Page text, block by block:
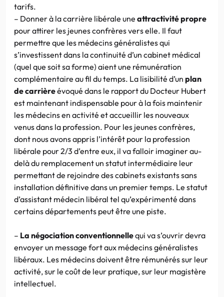
tarifs.
– Donner à la carrière libérale une attractivité propre
pour attirer les jeunes confrères vers elle. Il faut
permettre que les médecins généralistes qui
s’investissent dans la continuité d’un cabinet médical
(quel que soit sa forme) aient une rémunération
complémentaire au fil du temps. La lisibilité d’un plan
de carrièreévoqué dans le rapport du Docteur Hubert
est maintenant indispensable pour à la fois maintenir
les médecins en activité et accueillir les nouveaux
venus dans la profession. Pour les jeunes confrères,
dont nous avons appris l’intérêt pour la profession
libérale pour 2/3 d’entre eux, il va falloir imaginer au-
delà du remplacement un statut intermédiaire leur
permettant de rejoindre des cabinets existants sans
installation définitive dans un premier temps. Le statut
d’assistant médecin libéral tel qu’expérimenté dans
certains départements peut être une piste.
– La négociation conventionnellequi va s’ouvrir devra
envoyer un message fort aux médecins généralistes
libéraux. Les médecins doivent être rémunérés sur leur
activité, sur le coût de leur pratique, sur leur magistère
intellectuel.